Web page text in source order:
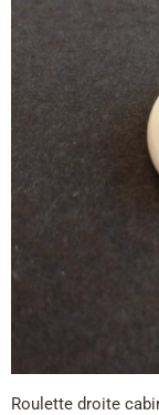
Roulette droite